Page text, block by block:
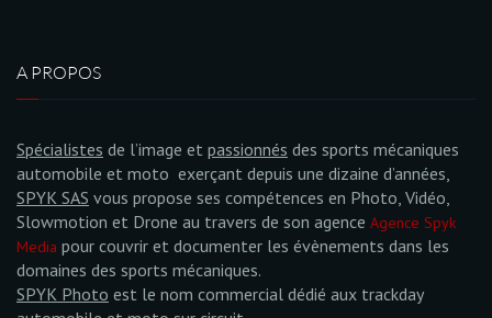
A PROPOS
Spécialistes de l’image et passionnés des sports mécaniques
automobile et moto exerçant depuis une dizaine d’années,
SPYK SAS vous propose ses compétences en Photo, Vidéo,
Slowmotion et Drone au travers de son agence Agence Spyk
Media pour couvrir et documenter les évènements dans les
domaines des sports mécaniques.
SPYK Photo est le nom commercial dédié aux trackday